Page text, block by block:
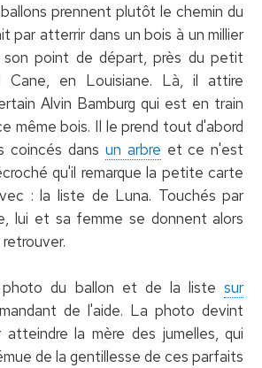
prennent plutôt le chemin du
par atterrir dans un bois à un millier
son point de départ, près du petit
Cane, en Louisiane. Là, il attire
Alvin Bamburg qui est en train
même bois. Il le prend tout d'abord
coincés dans un arbre et ce n'est
qu'il remarque la petite carte
: la liste de Luna. Touchés par
lui et sa femme se donnent alors
photo du ballon et de la listesur
de l'aide. La photo devint
la mère des jumelles, qui
de la gentillesse de ces parfaits